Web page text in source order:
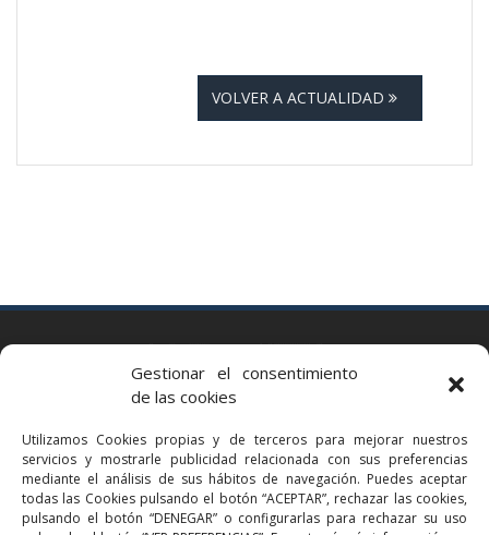
Gestionar el consentimiento
de las cookies
Utilizamos Cookies propias y de terceros para mejorar nuestros
servicios y mostrarle publicidad relacionada con sus preferencias
mediante el análisis de sus hábitos de navegación. Puedes aceptar
todas las Cookies pulsando el botón “ACEPTAR”, rechazar las cookies,
pulsando el botón “DENEGAR” o configurarlas para rechazar su uso
VOLVER A ACTUALIDAD
Via Augusta 2 bis, 3º, 08006 Barcelona
bcn@bellavistalegal.eu
GRANOLLERS
C/ Sant Jaume, 16 1r, 08401 Granollers (Bcn)
+34 93 860 39 60